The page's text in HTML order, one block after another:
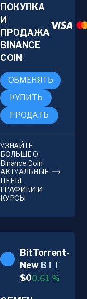
ПОКУПКА
И
ПРОДАЖА
BINANCE
COIN
ОБМЕНЯТЬ
КУПИТЬ
ПРОДАТЬ
УЗНАЙТЕ
БОЛЬШЕ О
Binance Coin:
АКТУАЛЬНЫЕ
ЦЕНЫ,
ГРАФИКИ И
КУРСЫ
BitTorrent-
New BTT
$00.61 %